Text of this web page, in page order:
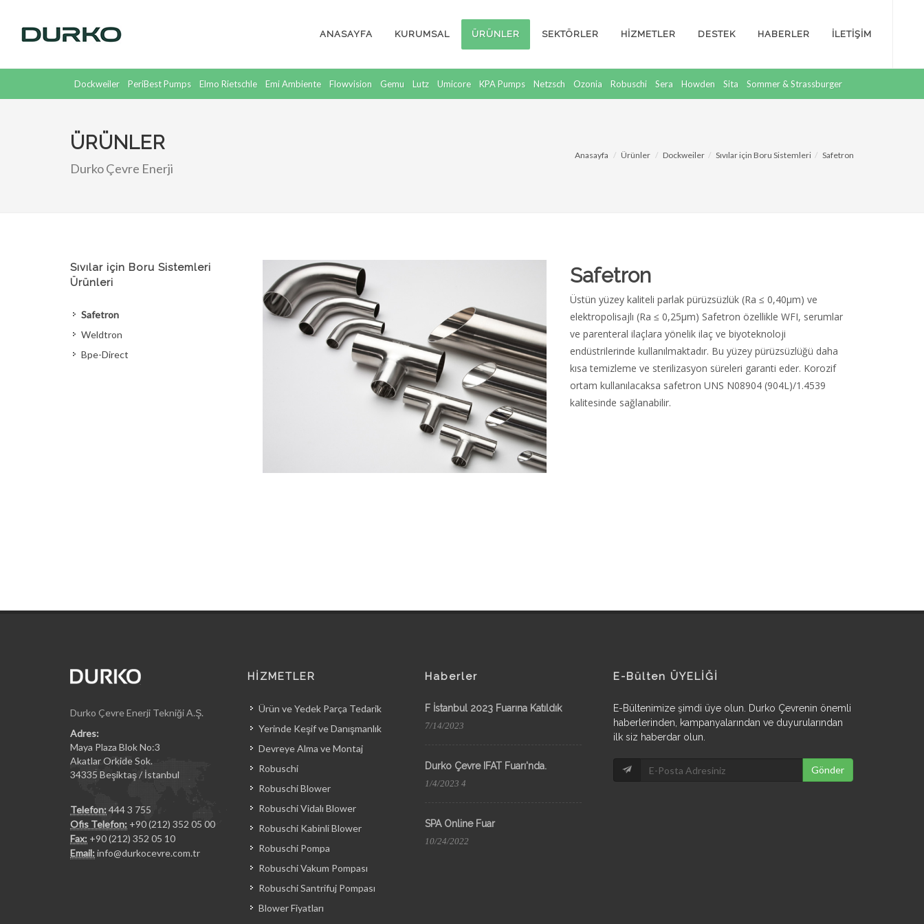
ANASAYFA KURUMSAL ÜRÜNLER SEKTÖRLER HİZMETLER DESTEK HABERLER İLETİŞİM
Dockweiler PeriBest Pumps Elmo Rietschle Emi Ambiente Flowvision Gemu Lutz Umicore KPA Pumps Netzsch Ozonia Robuschi Sera Howden Sita Sommer & Strassburger
ÜRÜNLER
Durko Çevre Enerji
Anasayfa Ürünler Dockweiler Sıvılar için Boru Sistemleri Safetron
Safetron
Üstün yüzey kaliteli parlak pürüzsüzlük (Ra ≤ 0,40µm) ve
elektropolisajlı (Ra ≤ 0,25µm) Safetron özellikle WFI, serumlar
ve parenteral ilaçlara yönelik ilaç ve biyoteknoloji
endüstrilerinde kullanılmaktadır. Bu yüzey pürüzsüzlüğü daha
kısa temizleme ve sterilizasyon süreleri garanti eder. Korozif
ortam kullanılacaksa safetron UNS N08904 (904L)/1.4539
kalitesinde sağlanabilir.
Sıvılar için Boru Sistemleri
Ürünleri
Safetron
Weldtron
Bpe-Direct
Durko Çevre Enerji Tekniği A.Ş.
Adres:
Maya Plaza Blok No:3
Akatlar Orkide Sok.
34335 Beşiktaş / İstanbul
Telefon:444 3 755
Ofis Telefon: +90 (212) 352 05 00
Fax: +90 (212) 352 05 10
Email: info@durkocevre.com.tr
HİZMETLER
Ürün ve Yedek Parça Tedarik
Yerinde Keşif ve Danışmanlık
Devreye Alma ve Montaj
Robuschi
Robuschi Blower
Robuschi Vidalı Blower
Robuschi Kabinli Blower
Robuschi Pompa
Robuschi Vakum Pompası
Robuschi Santrifuj Pompası
Blower Fiyatları
Haberler
F İstanbul 2023 Fuarına Katıldık
7/14/2023
Durko Çevre IFAT Fuarı'nda.
1/4/2023 4
SPA Online Fuar
10/24/2022
E-Bülten ÜYELİĞİ
E-Bültenimize şimdi üye olun. Durko Çevrenin önemli
haberlerinden, kampanyalarından ve duyurularından
ilk siz haberdar olun.